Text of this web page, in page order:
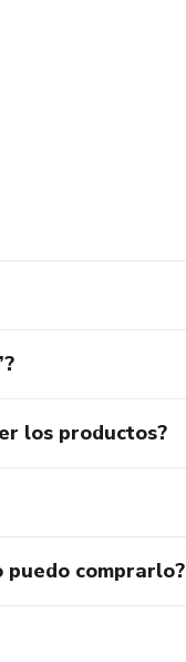
los productos?
puedo comprarlo?